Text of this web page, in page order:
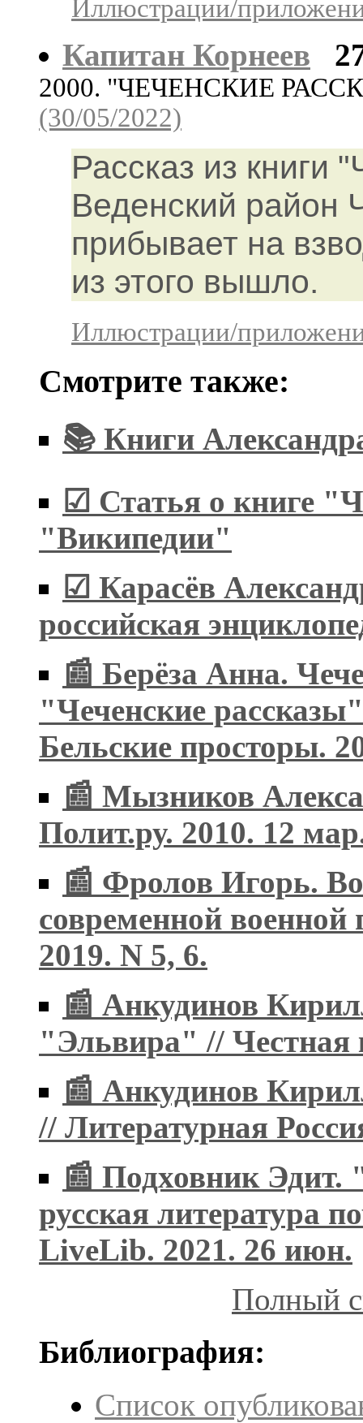
Иллюстрации/
Капитан Корнеев
2000. "ЧЕЧЕНСКИЕ
(30/05/2022)
Рассказ из книги
Веденский район
прибывает на
из этого вышло.
Иллюстрации/
Смотрите также:
📚 Книги
☑ Статья о книге
"Википедии"
☑ Карасёв
российская
📰 Берёза Анна.
"Чеченские
Бельские просторы.
📰 Мызников
Полит.ру. 2010. 12
📰 Фролов Игорь.
современной
2019. N 5, 6.
📰 Анкудинов
"Эльвира" // Честная
📰 Анкудинов
// Литературная
📰 Подховник
русская литература
LiveLib. 2021. 26 июн.
Полный
Библиография:
Список